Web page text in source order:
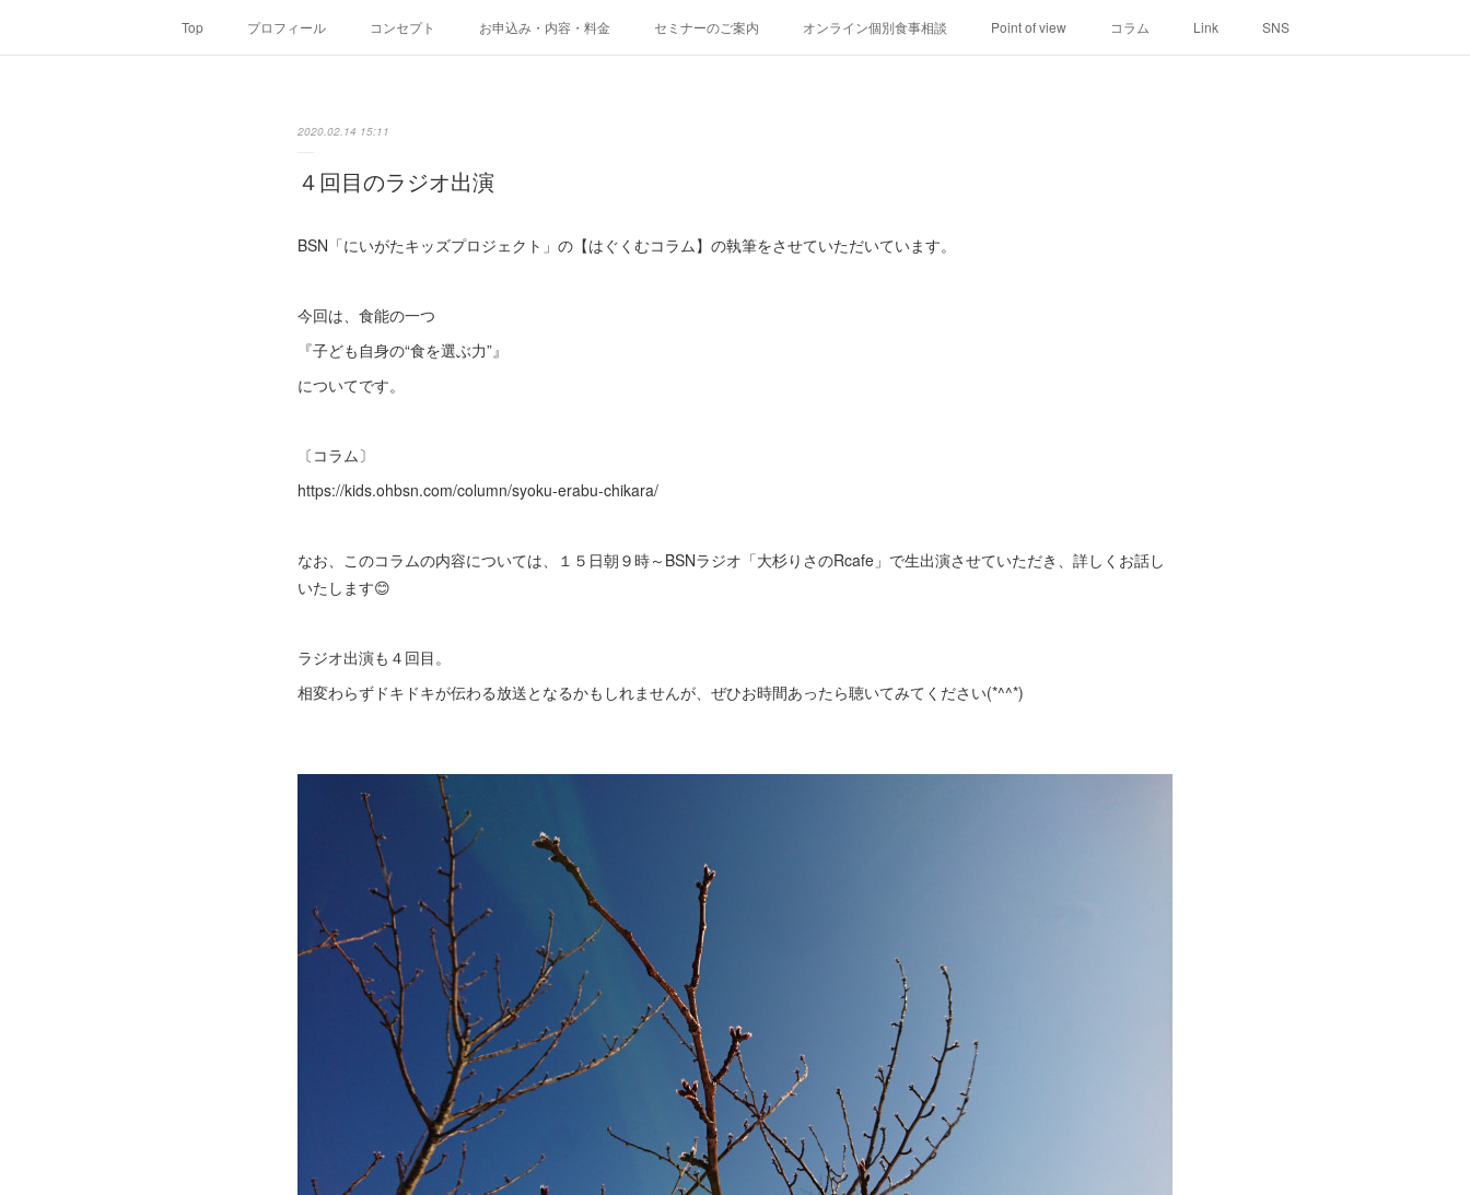
Top プロフィール コンセプト お申込み・内容・料金 セミナーのご案内 オンライン個別食事相談 Point of view コラム Link SNS
2020.02.14 15:11
４回目のラジオ出演
BSN「にいがたキッズプロジェクト」の【はぐくむコラム】の執筆をさせていただいています。
今回は、食能の一つ
『子ども自身の“食を選ぶ力”』
についてです。
〔コラム〕
https://kids.ohbsn.com/column/syoku-erabu-chikara/
なお、このコラムの内容については、１５日朝９時～BSNラジオ「大杉りさのRcafe」で生出演させていただき、詳しくお話し
いたします😊
ラジオ出演も４回目。
相変わらずドキドキが伝わる放送となるかもしれませんが、ぜひお時間あったら聴いてみてください(*^^*)